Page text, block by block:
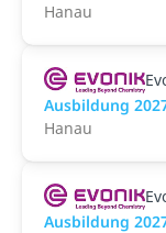
Hanau
Ausbildung
Hanau
Ausbildung